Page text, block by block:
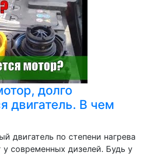
долго
двигатель. В чем
двигатель по степени нагрева
современных дизелей. Будь у